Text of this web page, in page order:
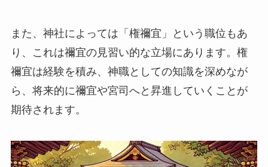
また、神社によっては「権禰宜」という職位もあ
り、これは禰宜の見習い的な立場にあります。権
禰宜は経験を積み、神職としての知識を深めなが
ら、将来的に禰宜や宮司へと昇進していくことが
期待されます。